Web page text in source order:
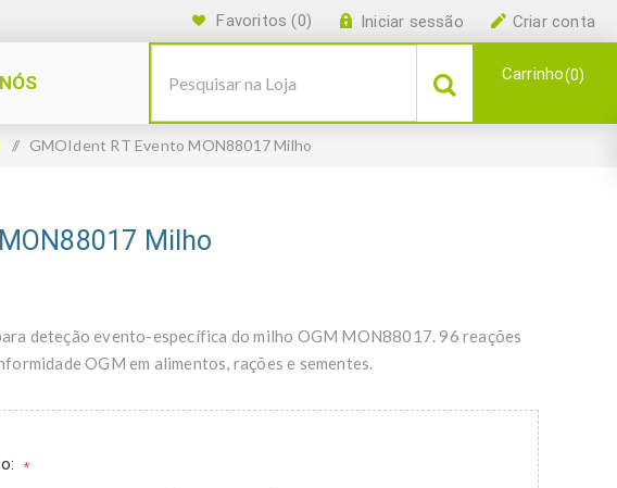
Criar conta
Iniciar sessão
Favoritos (0)
Carrinho 0
/ GMOIdent RT Evento MON88017 Milho
Milho
deteção evento-específica do milho OGM MON88017. 96 reações
OGM em alimentos, rações e sementes.
*